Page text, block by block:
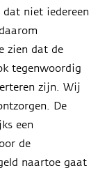
dat niet iedereen
zien dat de
tegenwoordig
zijn. Wij
De
een
de
naartoe gaat